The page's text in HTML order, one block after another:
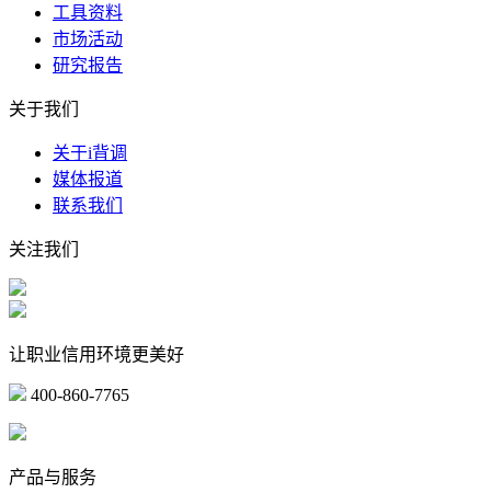
工具资料
市场活动
研究报告
关于我们
关于i背调
媒体报道
联系我们
关注我们
让职业信用环境更美好
400-860-7765
产品与服务